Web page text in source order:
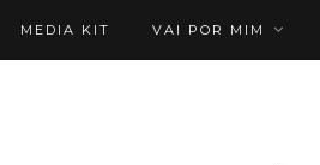
MEDIA KIT VAI POR MIM